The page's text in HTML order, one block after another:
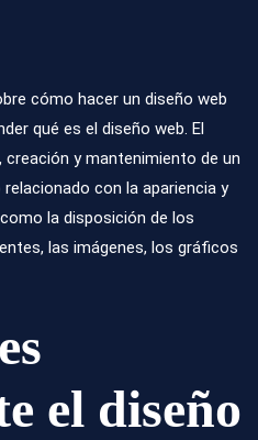
cómo hacer un diseño web
qué es el diseño web. El
y mantenimiento de un
con la apariencia y
la disposición de los
las imágenes, los gráficos
el diseño